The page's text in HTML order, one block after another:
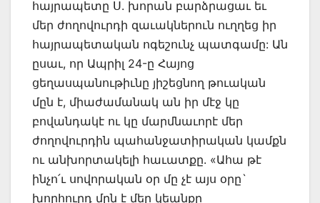
հայրապետը Ս. խորան բարձրացաւ եւ
մեր ժողովուրդի զաւակներուն ուղղեց իր
հայրապետական ոգեշունչ պատգամը: Ան
ըսաւ, որ Ապրիլ 24-ը Հայոց
ցեղասպանութիւնը յիշեցնող թուական
մըն է, միաժամանակ ան իր մէջ կը
բովանդակէ ու կը մարմնաւորէ մեր
ժողովուրդին պահանջատիրական կամքն
ու անխորտակելի հաւատքը. «Ահա թէ
ինչո՛ւ սովորական օր մը չէ այս օրը`
խորհուրդ մըն է մեր կեանքը